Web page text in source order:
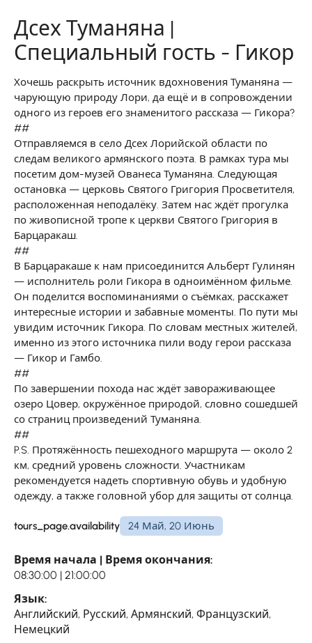
Дсех Туманяна |
Специальный гость - Гикор
Хочешь раскрыть источник вдохновения Туманяна —
чарующую природу Лори, да ещё и в сопровождении
одного из героев его знаменитого рассказа — Гикора?
##
Отправляемся в село Дсех Лорийской области по
следам великого армянского поэта. В рамках тура мы
посетим дом-музей Ованеса Туманяна. Следующая
остановка — церковь Святого Григория Просветителя,
расположенная неподалёку. Затем нас ждёт прогулка
по живописной тропе к церкви Святого Григория в
Барцаракаш.
##
В Барцаракаше к нам присоединится Альберт Гулинян
— исполнитель роли Гикора в одноимённом фильме.
Он поделится воспоминаниями о съёмках, расскажет
интересные истории и забавные моменты. По пути мы
увидим источник Гикора. По словам местных жителей,
именно из этого источника пили воду герои рассказа
— Гикор и Гамбо.
##
По завершении похода нас ждёт завораживающее
озеро Цовер, окружённое природой, словно сошедшей
со страниц произведений Туманяна.
##
P.S. Протяжённость пешеходного маршрута — около 2
км, средний уровень сложности. Участникам
рекомендуется надеть спортивную обувь и удобную
одежду, а также головной убор для защиты от солнца.
tours_page.availability 24 Май, 20 Июнь
Время начала | Время окончания:
08:30:00 | 21:00:00
Язык:
Английский, Русский, Армянский, Французский,
Немецкий